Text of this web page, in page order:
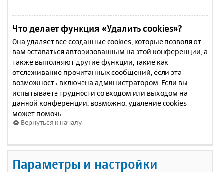
Что делает функция «Удалить cookies»?
Она удаляет все созданные cookies, которые позволяют
вам оставаться авторизованным на этой конференции, а
также выполняют другие функции, такие как
отслеживание прочитанных сообщений, если эта
возможность включена администратором. Если вы
испытываете трудности со входом или выходом на
данной конференции, возможно, удаление cookies
может помочь.
Вернуться к началу
Параметры и настройки